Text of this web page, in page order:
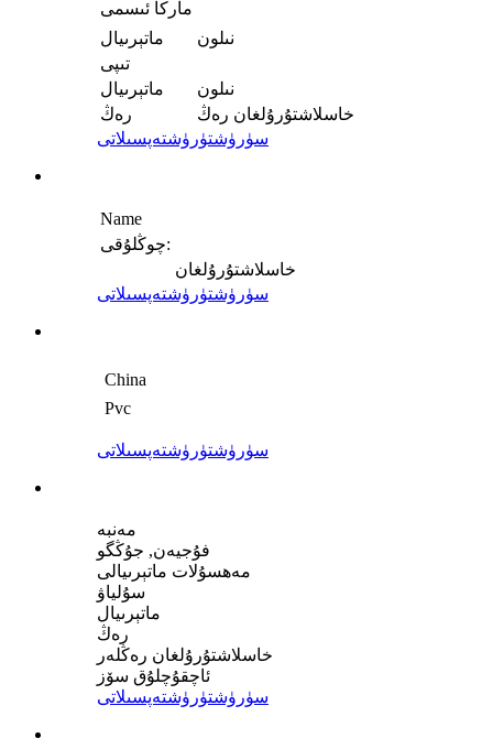
ماركا ئىسمى
ماتېرىيال
نىلون
تىپى
ماتېرىيال
نىلون
رەڭ
خاسلاشتۇرۇلغان رەڭ
سۈرۈشتۈرۈشتەپسىلاتى
Name
چوڭلۇقى:
خاسلاشتۇرۇلغان
سۈرۈشتۈرۈشتەپسىلاتى
China
Pvc
سۈرۈشتۈرۈشتەپسىلاتى
مەنبە
فۇجيەن, جۇڭگو
مەھسۇلات ماتېرىيالى
سۇلياۋ
ماتېرىيال
رەڭ
خاسلاشتۇرۇلغان رەڭلەر
ئاچقۇچلۇق سۆز
سۈرۈشتۈرۈشتەپسىلاتى